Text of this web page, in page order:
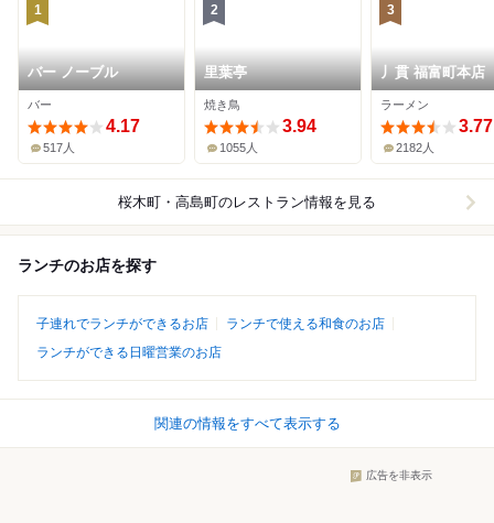
1
バー ノーブル
バー
4.17
517人
2
里葉亭
焼き鳥
3.94
1055人
3
丿貫 福富町本店
ラーメン
3.77
2182人
桜木町・高島町のレストラン情報を見る
ランチのお店を探す
子連れでランチができるお店
ランチで使える和食のお店
ランチができる日曜営業のお店
関連の情報をすべて表示する
広告を非表示